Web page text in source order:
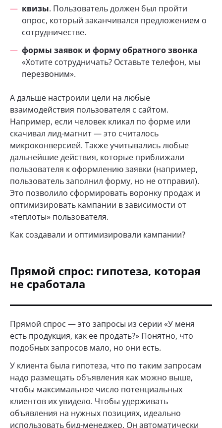
квизы. Пользователь должен был пройти
опрос, который заканчивался предложением о
сотрудничестве.
формы заявок и форму обратного звонка
«Хотите сотрудничать? Оставьте телефон, мы
перезвоним».
А дальше настроили цели на любые
взаимодействия пользователя с сайтом.
Например, если человек кликал по форме или
скачивал лид-магнит — это считалось
микроконверсией. Также учитывались любые
дальнейшие действия, которые приближали
пользователя к оформлению заявки (например,
пользователь заполнил форму, но не отправил).
Это позволило сформировать воронку продаж и
оптимизировать кампании в зависимости от
«теплоты» пользователя.
Как создавали и оптимизировали кампании?
Прямой спрос: гипотеза, которая
не сработала
Прямой спрос — это запросы из серии «У меня
есть продукция, как ее продать?» Понятно, что
подобных запросов мало, но они есть.
У клиента была гипотеза, что по таким запросам
надо размещать объявления как можно выше,
чтобы максимальное число потенциальных
клиентов их увидело. Чтобы удерживать
объявления на нужных позициях, идеально
использовать бид-менеджер. Он автоматически